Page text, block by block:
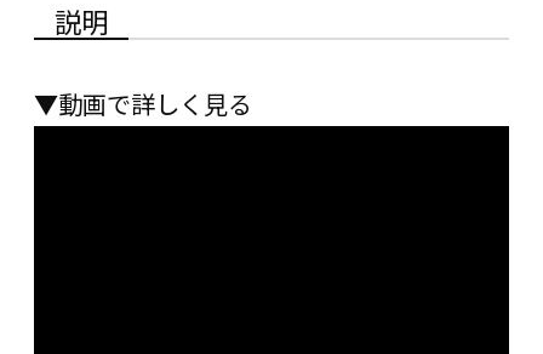
説明
▼動画で詳しく見る